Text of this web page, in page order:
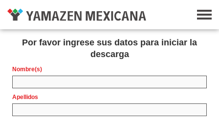
Por favor ingrese sus datos para iniciar la
descarga
Nombre(s)
Apellidos